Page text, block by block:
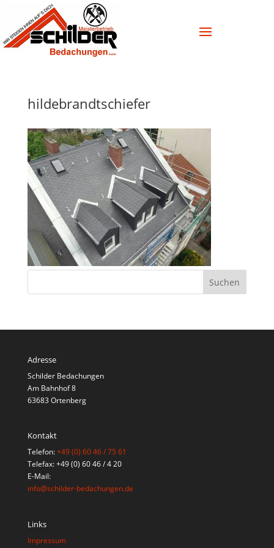
hildebrandtschiefer
Adresse
Schilder Bedachungen
Am Bahnhof 8
63683 Ortenberg
Kontakt
Telefon:+49 (0) 60 46 / 75 61
Telefax: +49 (0) 60 46 / 4 20
E-Mail:
info@schilder-bedachungen.de
Links
Impressum